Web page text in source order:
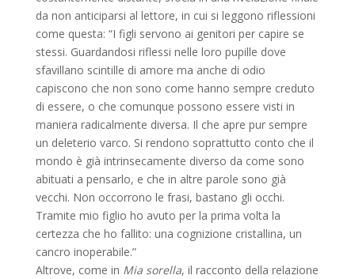
da non anticiparsi al lettore, in cui si leggono riflessioni
come questa: “I figli servono ai genitori per capire se
stessi. Guardandosi riflessi nelle loro pupille dove
sfavillano scintille di amore ma anche di odio
capiscono che non sono come hanno sempre creduto
di essere, o che comunque possono essere visti in
maniera radicalmente diversa. Il che apre pur sempre
un deleterio varco. Si rendono soprattutto conto che il
mondo è già intrinsecamente diverso da come sono
abituati a pensarlo, e che in altre parole sono già
vecchi. Non occorrono le frasi, bastano gli occhi.
Tramite mio figlio ho avuto per la prima volta la
certezza che ho fallito: una cognizione cristallina, un
cancro inoperabile.”
Altrove, come in Mia sorella, il racconto della relazione